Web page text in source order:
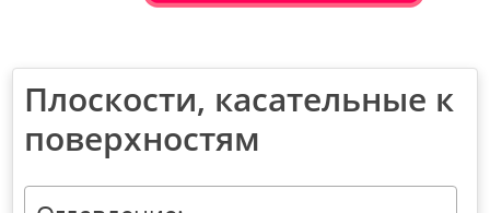
Плоскости, касательные к
поверхностям